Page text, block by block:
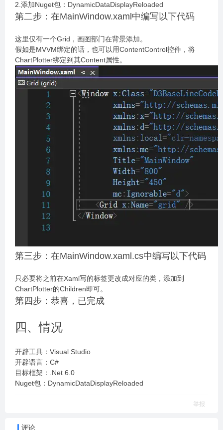
2.添加Nuget包：DynamicDataDisplayReloaded
第二步：在MainWindow.xaml中编写以下代码
这里仅有一个Grid，画图部门在背景添加。
假如是MVVM绑定的话，也可以用ContentControl控件，将
ChartPlotter绑定到其Content属性。
第三步：在MainWindow.xaml.cs中编写以下代码
只必要将之前在Xaml写的标签更改成对应的类，添加到
ChartPlotter的Children即可。
第四步：恭喜，已完成
四、情况
开辟工具：Visual Studio
开辟语言：C#
目标框架：.Net 6.0
Nuget包：DynamicDataDisplayReloaded
举报
评论